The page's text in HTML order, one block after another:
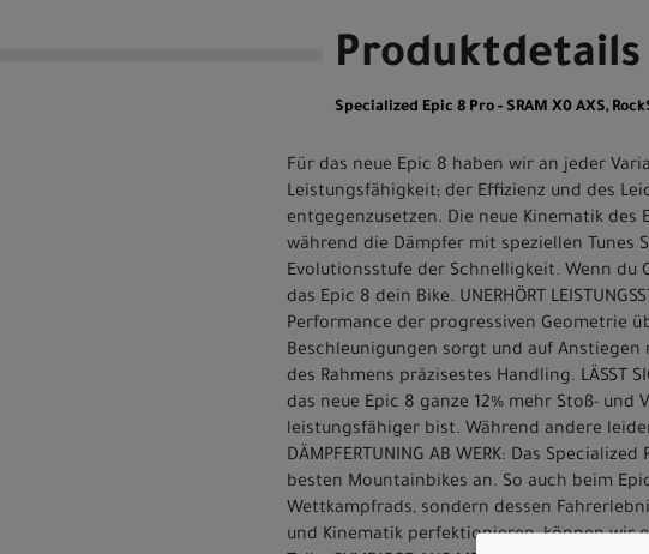
Produktdetails
Specialized Epic 8 Pro - SRAM X0 AXS,
Für das neue Epic 8 haben wir an jeder
Leistungsfähigkeit; der Effizienz und des
entgegenzusetzen. Die neue Kinematik
während die Dämpfer mit speziellen Tunes
Evolutionsstufe der Schnelligkeit. Wenn du
das Epic 8 dein Bike. UNERHÖRT
Performance der progressiven Geometrie
Beschleunigungen sorgt und auf
des Rahmens präzisestes Handling. LÄSST
das neue Epic 8 ganze 12% mehr Stoß-
leistungsfähiger bist. Während andere
DÄMPFERTUNING AB WERK: Das
besten Mountainbikes an. So auch beim
Wettkampfrads, sondern dessen
und Kinematik perfektionieren, können wir